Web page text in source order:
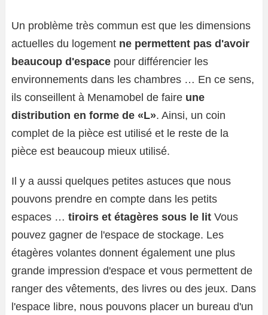
Un problème très commun est que les dimensions
actuelles du logement ne permettent pas d'avoir
beaucoup d'espace pour différencier les
environnements dans les chambres … En ce sens,
ils conseillent à Menamobel de faire une
distribution en forme de «L». Ainsi, un coin
complet de la pièce est utilisé et le reste de la
pièce est beaucoup mieux utilisé.
Il y a aussi quelques petites astuces que nous
pouvons prendre en compte dans les petits
espaces … tiroirs et étagères sous le lit Vous
pouvez gagner de l'espace de stockage. Les
étagères volantes donnent également une plus
grande impression d'espace et vous permettent de
ranger des vêtements, des livres ou des jeux. Dans
l'espace libre, nous pouvons placer un bureau d'un